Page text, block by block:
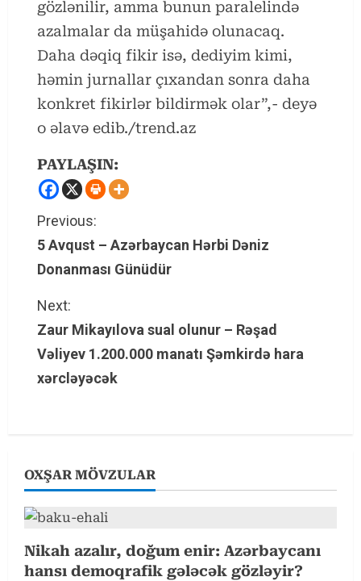
gözlənilir, amma bunun paralelində
azalmalar da müşahidə olunacaq.
Daha dəqiq fikir isə, dediyim kimi,
həmin jurnallar çıxandan sonra daha
konkret fikirlər bildirmək olar”,- deyə
o əlavə edib./trend.az
PAYLAŞIN:
C
o
n
t
i
e
R
e
a
Previous:
5 Avqust – Azərbaycan Hərbi Dəniz
Donanması Günüdür
Next:
Zaur Mikayılova sual olunur – Rəşad
Vəliyev 1.200.000 manatı Şəmkirdə hara
xərcləyəcək
OXŞAR MÖVZULAR
Nikah azalır, doğum enir: Azərbaycanı
hansı demoqrafik gələcək gözləyir?